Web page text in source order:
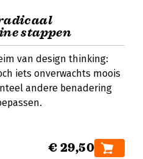
stappen
van design thinking:
iets onverwachts moois
andere benadering
€ 29,50